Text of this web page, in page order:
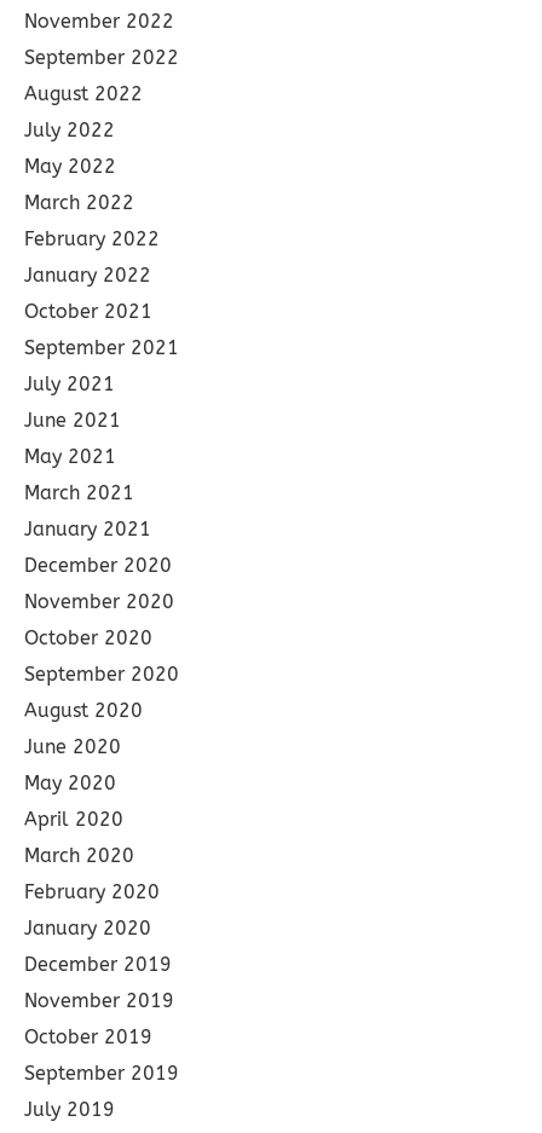
November 2022
September 2022
August 2022
July 2022
May 2022
March 2022
February 2022
January 2022
October 2021
September 2021
July 2021
June 2021
May 2021
March 2021
January 2021
December 2020
November 2020
October 2020
September 2020
August 2020
June 2020
May 2020
April 2020
March 2020
February 2020
January 2020
December 2019
November 2019
October 2019
September 2019
July 2019